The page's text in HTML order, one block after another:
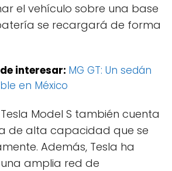
el vehículo sobre una base
se recargará de forma
interesar: MG GT: Un sedán
en México
Model S también cuenta
de alta capacidad que se
Además, Tesla ha
amplia red de